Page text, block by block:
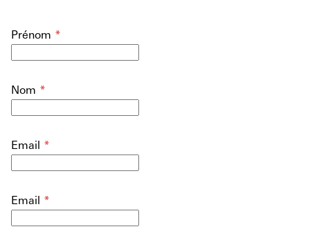
Prénom *
Nom *
Email *
Email *